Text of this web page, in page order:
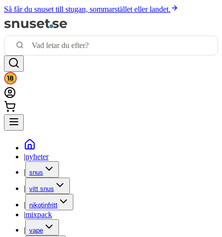
Så får du snuset till stugan, sommarstället eller landet.
|nyheter
| snus
| vitt snus
| nikotinfritt
|mixpack
| vape